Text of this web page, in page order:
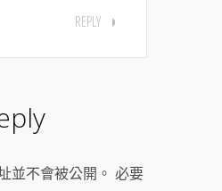
REPLY
並不會被公開。 必要